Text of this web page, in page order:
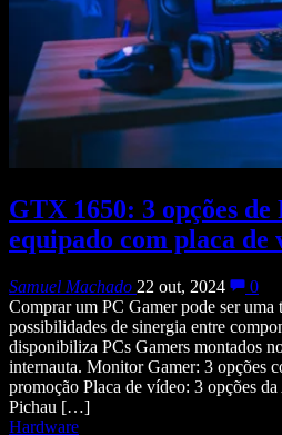
GTX 1650: 3 opções
equipado com placa de
Samuel Machado 22 out, 2024
0
Comprar um PC Gamer pode ser uma
possibilidades de sinergia entre
disponibiliza PCs Gamers montados
internauta. Monitor Gamer: 3 opções
promoção Placa de vídeo: 3 opções
Pichau […]
Hardware